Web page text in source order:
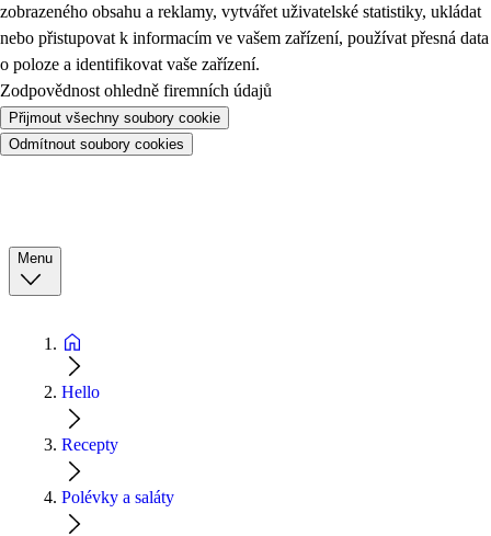
zobrazeného obsahu a reklamy, vytvářet uživatelské statistiky, ukládat
nebo přistupovat k informacím ve vašem zařízení, používat přesná data
o poloze a identifikovat vaše zařízení.
Zodpovědnost ohledně firemních údajů
Přijmout všechny soubory cookie
Odmítnout soubory cookies
Menu
Hello
Recepty
Polévky a saláty